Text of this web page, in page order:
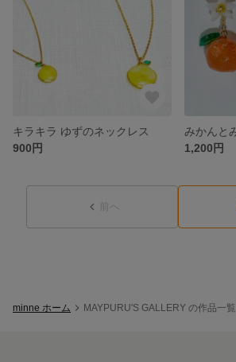
キラキラ ゆずのネックレス
900円
1,200円
前へ
minne ホーム MAYPURU'S GALLERY の作品一覧